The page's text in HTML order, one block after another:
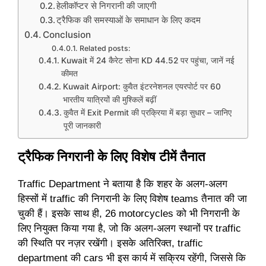
हेलीकॉप्टर से निगरानी की जाएगी
ट्रैफिक की समस्याओं के समाधान के लिए कदम
Conclusion
Related posts:
Kuwait में 24 कैरेट सोना KD 44.52 पर पहुंचा, जानें नई
कीमत
Kuwait Airport: कुवैत इंटरनेशनल एयरपोर्ट पर 60
भारतीय यात्रियों की मुश्किलें बढ़ीं
कुवैत में Exit Permit की प्रक्रिया में बड़ा सुधार – जानिए
पूरी जानकारी
ट्रैफिक निगरानी के लिए विशेष टीमें तैनात
Traffic Department ने बताया है कि शहर के अलग-अलग
हिस्सों में traffic की निगरानी के लिए विशेष teams तैनात की जा
चुकी हैं। इसके साथ ही, 26 motorcycles को भी निगरानी के
लिए नियुक्त किया गया है, जो कि अलग-अलग स्थानों पर traffic
की स्थिति पर नज़र रखेंगी। इसके अतिरिक्त, traffic
department की cars भी इस कार्य में सक्रिय रहेंगी, जिससे कि